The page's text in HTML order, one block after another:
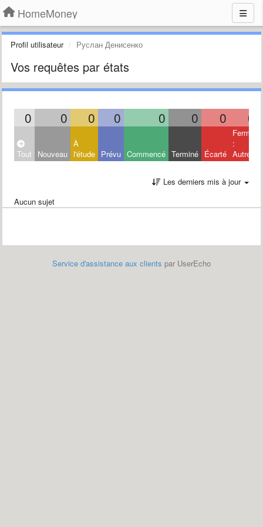
HomeMoney
Profil utilisateur Руслан Денисенко
Vos requêtes par états
0 0 0 0 0 0 0 0
Tout Nouveau
À
l'étude Prévu Commencé Terminé Écarté
Fermé
:
Autres
Les derniers mis à jour
Aucun sujet
Service d'assistance aux clients par UserEcho